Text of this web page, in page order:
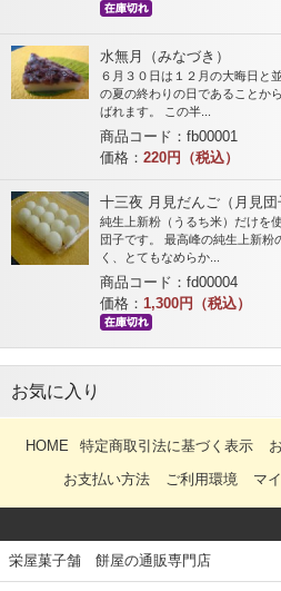
水無月（みなづき）
６月３０日は１２月の大晦日と
の夏の終わりの日であることか
ばれます。 この半...
商品コード：fb00001
価格： 220円（税込）
十三夜 月見だんご（月見
純生上新粉（うるち米）だけを
団子です。 最高峰の純生上新粉
く、とてもなめらか...
商品コード：fd00004
価格： 1,300円（税込）
お気に入り
HOME 特定商取引法に基づく表示
お支払い方法
ご利用環境 マ
栄屋菓子舗 餅屋の通販専門店